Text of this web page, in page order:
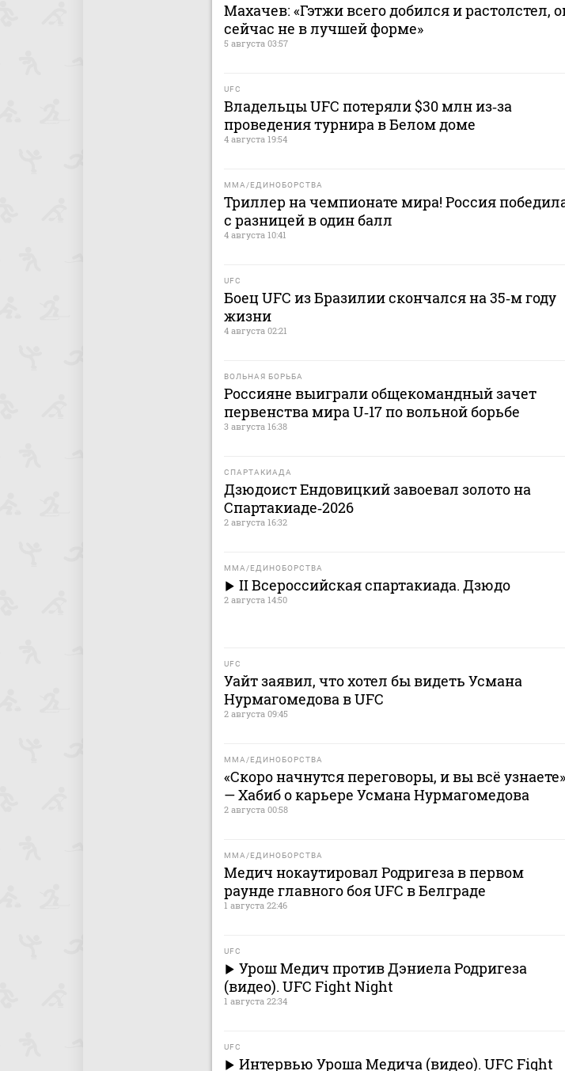
Махачев: «Гэтжи всего добился и растолстел,
сейчас не в лучшей форме»
5 августа 03:57
UFC
Владельцы UFC потеряли $30 млн из‑за
проведения турнира в Белом доме
4 августа 19:54
MMA/ЕДИНОБОРСТВА
Триллер на чемпионате мира! Россия
с разницей в один балл
4 августа 10:41
UFC
Боец UFC из Бразилии скончался на 35‑м году
жизни
4 августа 02:21
ВОЛЬНАЯ БОРЬБА
Россияне выиграли общекомандный зачет
первенства мира U‑17 по вольной борьбе
3 августа 16:38
СПАРТАКИАДА
Дзюдоист Ендовицкий завоевал золото на
Спартакиаде‑2026
2 августа 16:32
MMA/ЕДИНОБОРСТВА
II Всероссийская спартакиада. Дзюдо
2 августа 14:50
UFC
Уайт заявил, что хотел бы видеть Усмана
Нурмагомедова в UFC
2 августа 09:45
MMA/ЕДИНОБОРСТВА
«Скоро начнутся переговоры, и вы всё узнаете»
— Хабиб о карьере Усмана Нурмагомедова
2 августа 00:58
MMA/ЕДИНОБОРСТВА
Медич нокаутировал Родригеза в первом
раунде главного боя UFC в Белграде
1 августа 22:46
UFC
Урош Медич против Дэниела Родригеза
(видео). UFC Fight Night
1 августа 22:34
UFC
Интервью Уроша Медича (видео). UFC Fight